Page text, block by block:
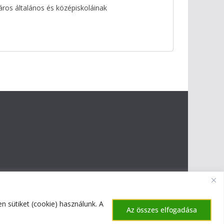
sütiket (cookie) használunk. A
Az összes elfogadása
általános és középiskoláinak